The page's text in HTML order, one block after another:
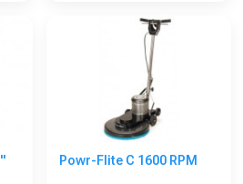
Powr-Flite C 1600 RPM